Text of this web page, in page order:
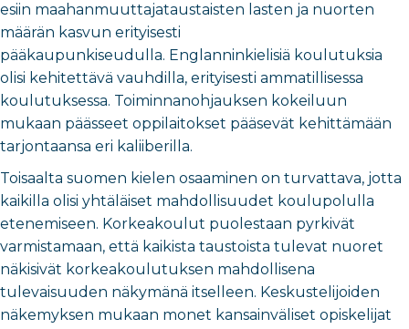
esiin maahanmuuttajataustaisten lasten ja nuorten
määrän kasvun erityisesti
pääkaupunkiseudulla. Englanninkielisiä koulutuksia
olisi kehitettävä vauhdilla, erityisesti ammatillisessa
koulutuksessa. Toiminnanohjauksen kokeiluun
mukaan päässeet oppilaitokset pääsevät kehittämään
tarjontaansa eri kaliiberilla.
Toisaalta suomen kielen osaaminen on turvattava, jotta
kaikilla olisi yhtäläiset mahdollisuudet koulupolulla
etenemiseen. Korkeakoulut puolestaan pyrkivät
varmistamaan, että kaikista taustoista tulevat nuoret
näkisivät korkeakoulutuksen mahdollisena
tulevaisuuden näkymänä itselleen. Keskustelijoiden
näkemyksen mukaan monet kansainväliset opiskelijat